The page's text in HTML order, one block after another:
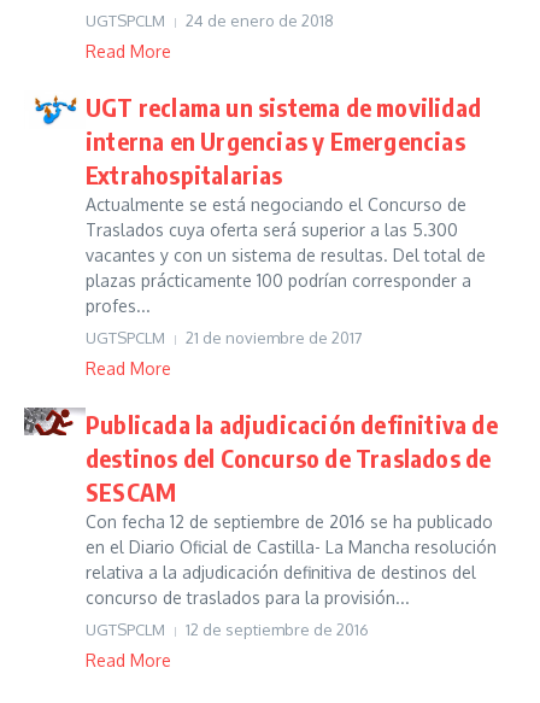
UGTSPCLM 24 de enero de 2018
Read More
UGT reclama un sistema de movilidad
interna en Urgencias y Emergencias
Extrahospitalarias
Actualmente se está negociando el Concurso de
Traslados cuya oferta será superior a las 5.300
vacantes y con un sistema de resultas. Del total de
plazas prácticamente 100 podrían corresponder a
profes...
UGTSPCLM 21 de noviembre de 2017
Read More
Publicada la adjudicación definitiva de
destinos del Concurso de Traslados de
SESCAM
Con fecha 12 de septiembre de 2016 se ha publicado
en el Diario Oficial de Castilla- La Mancha resolución
relativa a la adjudicación definitiva de destinos del
concurso de traslados para la provisión...
UGTSPCLM 12 de septiembre de 2016
Read More